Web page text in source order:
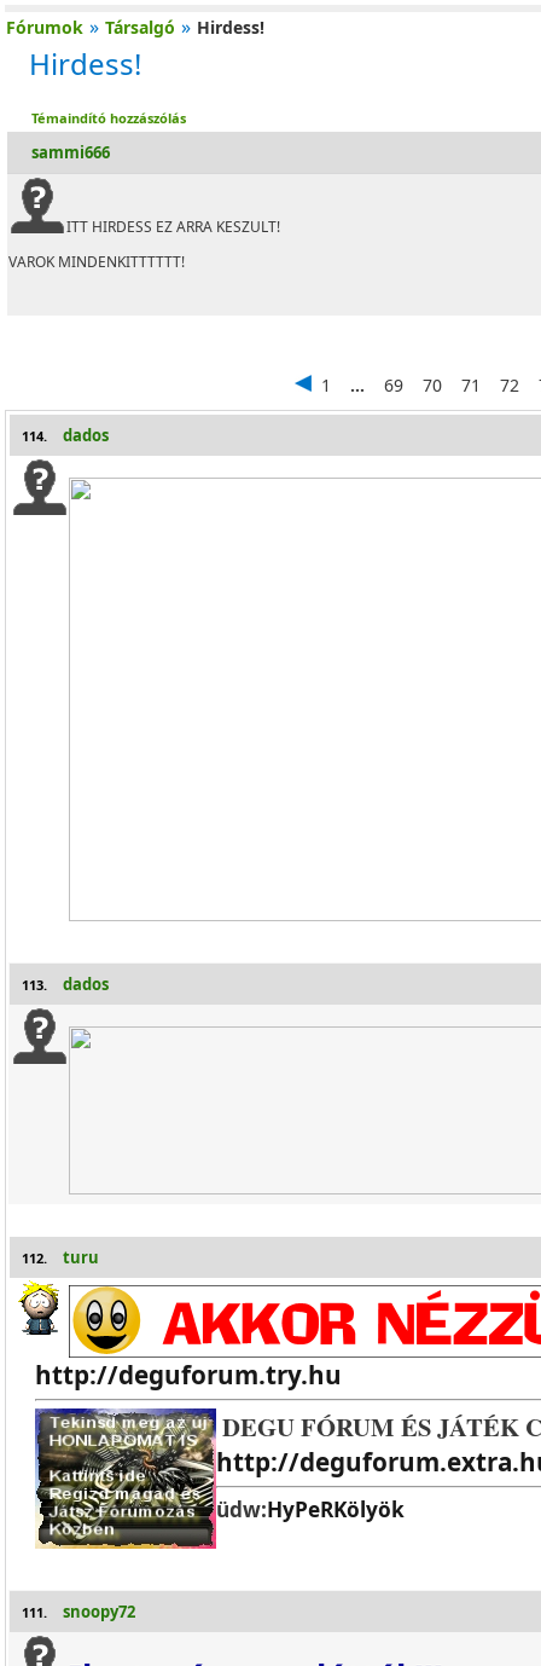
Fórumok » Társalgó » Hirdess!
Hirdess!
Témaindító hozzászólás
sammi666
ITT HIRDESS EZ ARRA KESZULT!
VAROK MINDENKITTTTTT!
1 ... 69 70 71 72
114. dados
113. dados
112. turu
http://deguforum.try.hu
DEGU FÓRUM ÉS JÁTÉK
http://
üdw:HyPeRKölyök
111. snoopy72